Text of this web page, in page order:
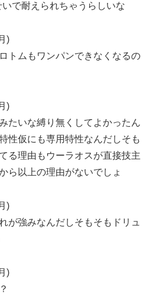
で耐えられちゃうらしいな
)
トムもワンパンできなくなるの
)
たいな縛り無くしてよかったん
性仮にも専用特性なんだしそも
る理由もウーラオスが直接技主
ら以上の理由がないでしょ
)
が強みなんだしそもそもドリュ
)